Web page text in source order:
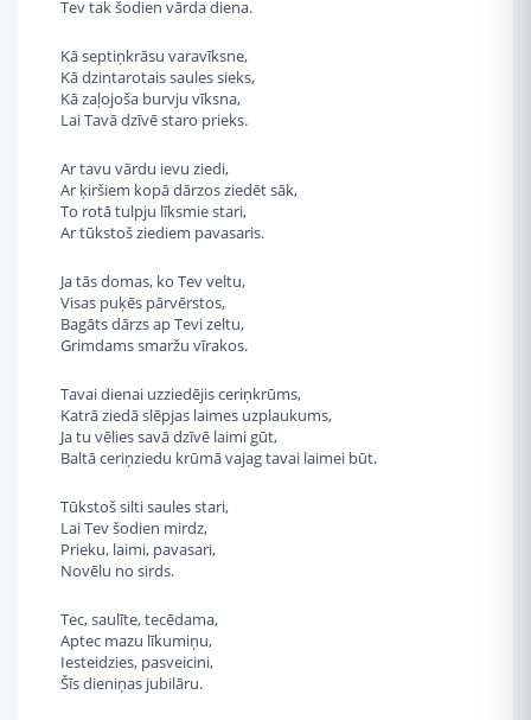
Tev tak šodien vārda diena.
Kā septiņkrāsu varavīksne,
Kā dzintarotais saules sieks,
Kā zaļojoša burvju vīksna,
Lai Tavā dzīvē staro prieks.
Ar tavu vārdu ievu ziedi,
Ar ķiršiem kopā dārzos ziedēt sāk,
To rotā tulpju līksmie stari,
Ar tūkstoš ziediem pavasaris.
Ja tās domas, ko Tev veltu,
Visas puķēs pārvērstos,
Bagāts dārzs ap Tevi zeltu,
Grimdams smaržu vīrakos.
Tavai dienai uzziedējis ceriņkrūms,
Katrā ziedā slēpjas laimes uzplaukums,
Ja tu vēlies savā dzīvē laimi gūt,
Baltā ceriņziedu krūmā vajag tavai laimei būt.
Tūkstoš silti saules stari,
Lai Tev šodien mirdz,
Prieku, laimi, pavasari,
Novēlu no sirds.
Tec, saulīte, tecēdama,
Aptec mazu līkumiņu,
Iesteidzies, pasveicini,
Šīs dieniņas jubilāru.